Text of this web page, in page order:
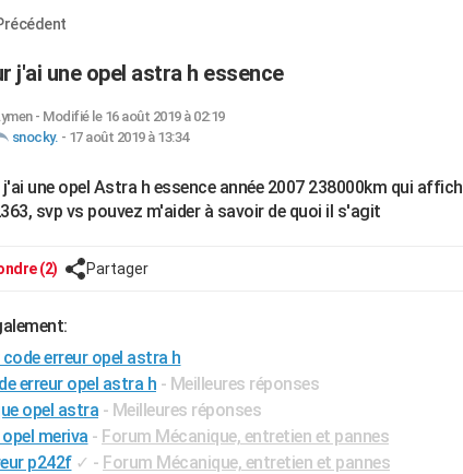
j'ai une opel astra h essence
- Modifié le 16 août 2019 à 02:19
snocky. - 17 août 2019 à 13:34
une opel Astra h essence année 2007 238000km qui
svp vs pouvez m'aider à savoir de quoi il s'agit
(2) Partager
erreur opel astra h
erreur opel astra h - Meilleures réponses
opel astra - Meilleures réponses
meriva - Forum Mécanique, entretien et pannes
p242f ✓ - Forum Mécanique, entretien et pannes